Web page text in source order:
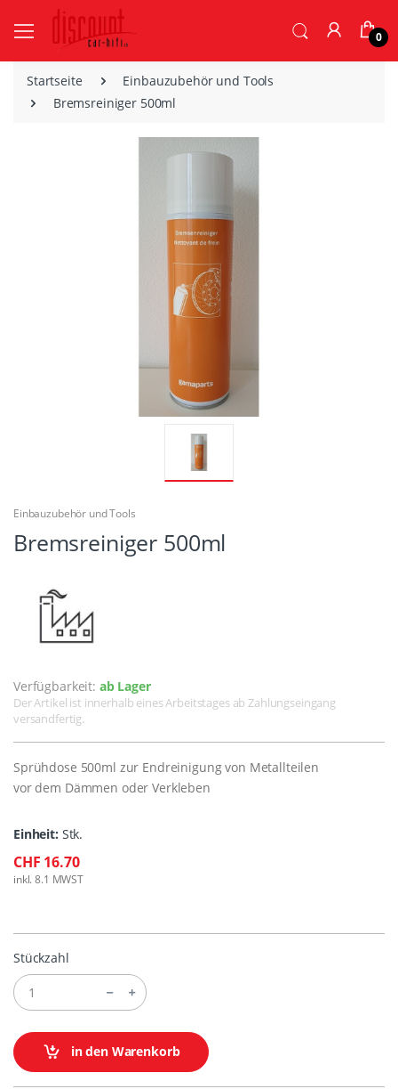
0
Startseite
Einbauzubehör und Tools
Bremsreiniger 500ml
Einbauzubehör und Tools
Bremsreiniger 500ml
Verfügbarkeit: ab Lager
Der Artikel ist innerhalb eines Arbeitstages ab Zahlungseingang
versandfertig.
Sprühdose 500ml zur Endreinigung von Metallteilen
vor dem Dämmen oder Verkleben
Einheit: Stk.
CHF 16.70
inkl. 8.1 MWST
Stückzahl
in den Warenkorb